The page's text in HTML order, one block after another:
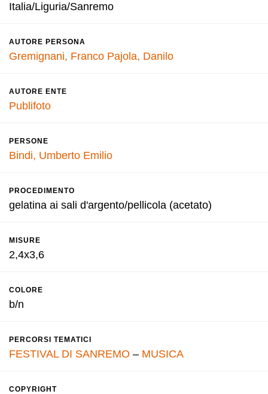
Italia/Liguria/Sanremo
AUTORE PERSONA
Gremignani, Franco Pajola, Danilo
AUTORE ENTE
Publifoto
PERSONE
Bindi, Umberto Emilio
PROCEDIMENTO
gelatina ai sali d'argento/pellicola (acetato)
MISURE
2,4x3,6
COLORE
b/n
PERCORSI TEMATICI
FESTIVAL DI SANREMO – MUSICA
COPYRIGHT